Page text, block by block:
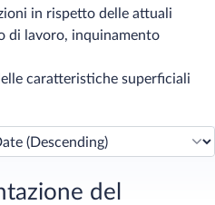
in rispetto delle attuali
di lavoro, inquinamento
caratteristiche superficiali
del